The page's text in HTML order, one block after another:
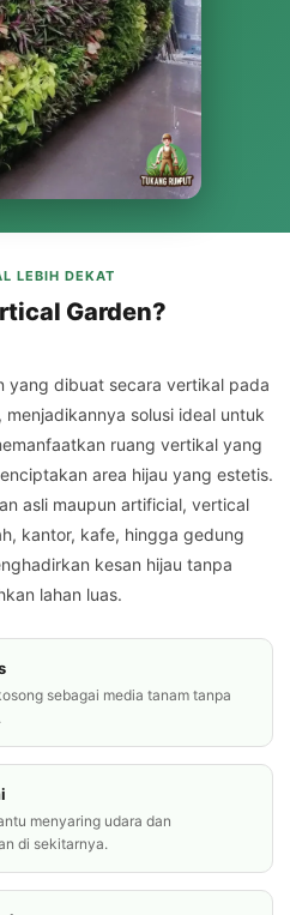
LEBIH DEKAT
Garden?
yang dibuat secara vertikal pada
solusi ideal untuk
ruang vertikal yang
area hijau yang estetis.
asli maupun artificial, vertical
kantor, kafe, hingga gedung
kesan hijau tanpa
lahan luas.
sebagai media tanam tanpa
menyaring udara dan
di sekitarnya.